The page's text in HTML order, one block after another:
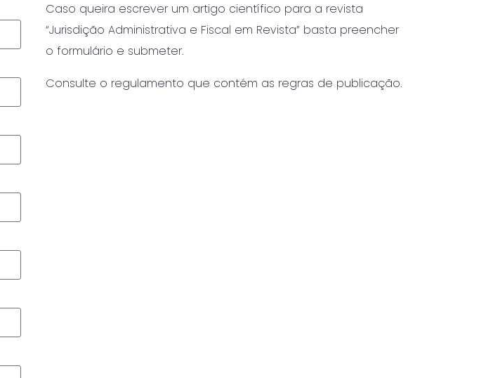
Caso queira escrever um artigo científico para a revista
“Jurisdição Administrativa e Fiscal em Revista” basta preencher
o formulário e submeter.
Consulte o regulamento que contém as regras de publicação.